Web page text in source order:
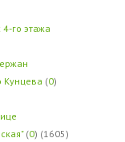
го этажа
Кунцева (0)
(0) (1605)